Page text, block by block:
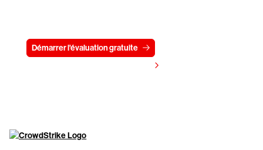
Démarrer l'évaluation gratuite